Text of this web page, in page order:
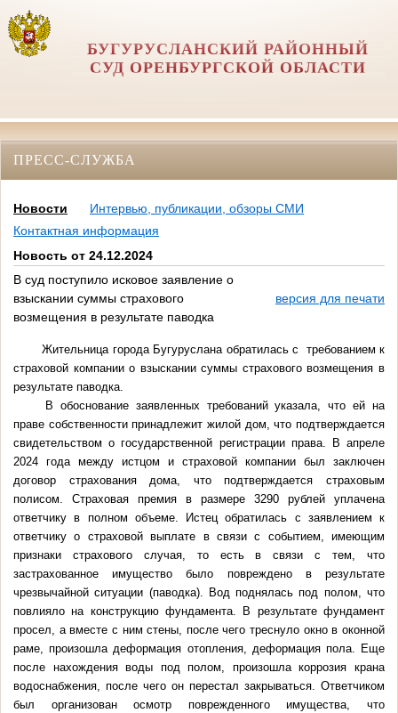
БУГУРУСЛАНСКИЙ РАЙОННЫЙ
СУД ОРЕНБУРГСКОЙ ОБЛАСТИ
ПРЕСС-СЛУЖБА
Новости
Интервью, публикации, обзоры СМИ
Контактная информация
Новость от 24.12.2024
В суд поступило исковое заявление о
взыскании суммы страхового
возмещения в результате паводка
версия для печати
Жительница города Бугуруслана обратилась с требованием к
страховой компании о взыскании суммы страхового возмещения в
результате паводка.
В обоснование заявленных требований указала, что ей на
праве собственности принадлежит жилой дом, что подтверждается
свидетельством о государственной регистрации права. В апреле
2024 года между истцом и страховой компании был заключен
договор страхования дома, что подтверждается страховым
полисом. Страховая премия в размере 3290 рублей уплачена
ответчику в полном объеме. Истец обратилась с заявлением к
ответчику о страховой выплате в связи с событием, имеющим
признаки страхового случая, то есть в связи с тем, что
застрахованное имущество было повреждено в результате
чрезвычайной ситуации (паводка). Вод поднялась под полом, что
повлияло на конструкцию фундамента. В результате фундамент
просел, а вместе с ним стены, после чего треснуло окно в оконной
раме, произошла деформация отопления, деформация пола. Еще
после нахождения воды под полом, произошла коррозия крана
водоснабжения, после чего он перестал закрываться. Ответчиком
был организован осмотр поврежденного имущества, что